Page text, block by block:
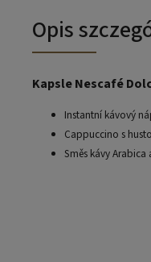
Opis
Kapsle Nescafé
Instantní kávový
Cappuccino s
Směs kávy Arabica